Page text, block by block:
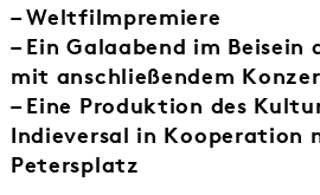
–Weltfilmpremiere
–Ein Galaabend im Beisein
mit anschließendem
–Eine Produktion des
Indieversal in Kooperation
Petersplatz